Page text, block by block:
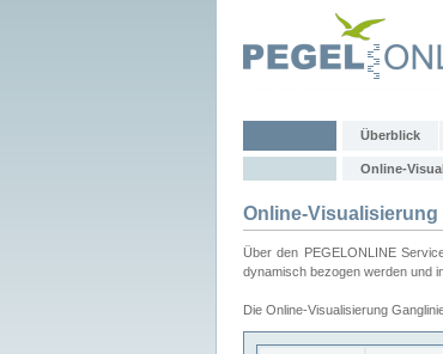
Überblick
Online-
Online-Visualisierung
Über den PEGELONLINE
dynamisch bezogen werden und
Die Online-Visualisierung